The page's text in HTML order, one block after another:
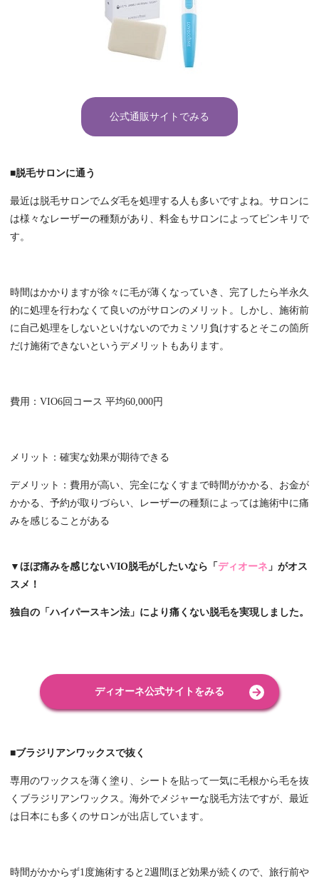
公式通販サイトでみる
■脱毛サロンに通う
最近は脱毛サロンでムダ毛を処理する人も多いですよね。サロンに
は様々なレーザーの種類があり、料金もサロンによってピンキリで
す。
時間はかかりますが徐々に毛が薄くなっていき、完了したら半永久
的に処理を行わなくて良いのがサロンのメリット。しかし、施術前
に自己処理をしないといけないのでカミソリ負けするとそこの箇所
だけ施術できないというデメリットもあります。
費用：VIO6回コース 平均60,000円
メリット：確実な効果が期待できる
デメリット：費用が高い、完全になくすまで時間がかかる、お金が
かかる、予約が取りづらい、レーザーの種類によっては施術中に痛
みを感じることがある
▼ほぼ痛みを感じないVIO脱毛がしたいなら「 ディオーネ 」がオス
スメ！
独自の「ハイパースキン法」により痛くない脱毛を実現しました。
ディオーネ公式サイトをみる
■ブラジリアンワックスで抜く
専用のワックスを薄く塗り、シートを貼って一気に毛根から毛を抜
くブラジリアンワックス。海外でメジャーな脱毛方法ですが、最近
は日本にも多くのサロンが出店しています。
時間がかからず1度施術すると2週間ほど効果が続くので、旅行前や